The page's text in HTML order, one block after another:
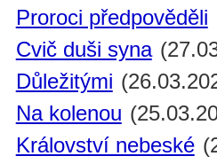
Proroci předpověděli
Cvič duši syna
Důležitými
Na kolenou
Království nebeské